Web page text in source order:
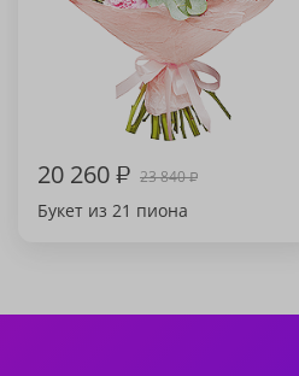
20 260₽ 23 840₽
Букет из 21 пиона